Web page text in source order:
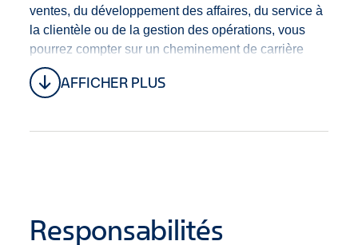
AFFICHER PLUS
ventes, du développement des affaires, du service à
la clientèle ou de la gestion des opérations, vous
pourrez compter sur un cheminement de carrière
clair avec de multiples opportunités d’avancement.
Grâce à la formation et développement, au mentorat
Nous offrons un régime
d’avantages
sociaux robuste comprenant, mais sans s’y limiter :
Responsabilités